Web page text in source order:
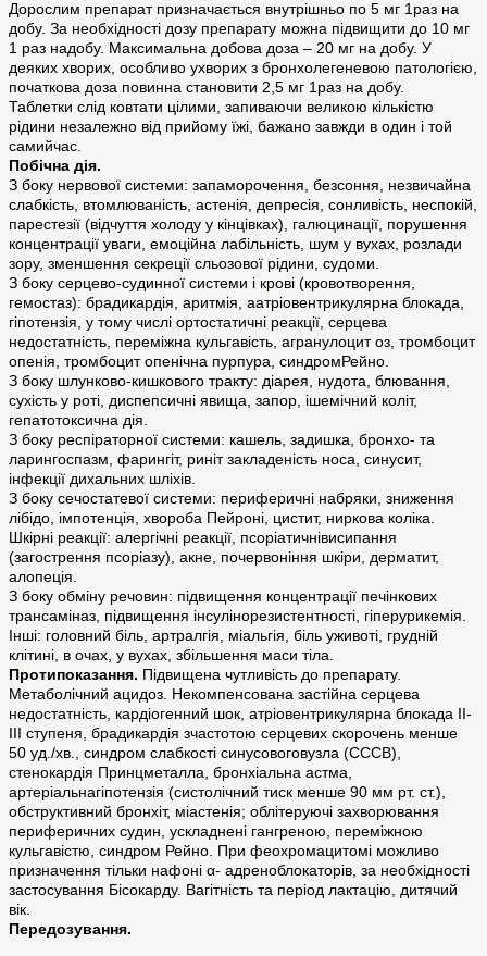
Дорослим препарат призначається внутрішньо по 5 мг 1раз на
добу. За необхідності дозу препарату можна підвищити до 10 мг
1 раз надобу. Максимальна добова доза – 20 мг на добу. У
деяких хворих, особливо ухворих з бронхолегеневою патологією,
початкова доза повинна становити 2,5 мг 1раз на добу.
Таблетки слід ковтати цілими, запиваючи великою кількістю
рідини незалежно від прийому їжі, бажано завжди в один і той
самийчас.
Побічна дія.
З боку нервової системи: запаморочення, безсоння, незвичайна
слабкість, втомлюваність, астенія, депресія, сонливість, неспокій,
парестезії (відчуття холоду у кінцівках), галюцинації, порушення
концентрації уваги, емоційна лабільність, шум у вухах, розлади
зору, зменшення секреції сльозової рідини, судоми.
З боку серцево-судинної системи і крові (кровотворення,
гемостаз): брадикардія, аритмія, аатріовентрикулярна блокада,
гіпотензія, у тому числі ортостатичні реакції, серцева
недостатність, переміжна кульгавість, агранулоцит оз, тромбоцит
опенія, тромбоцит опенічна пурпура, синдромРейно.
З боку шлунково-кишкового тракту: діарея, нудота, блювання,
сухість у роті, диспепсичні явища, запор, ішемічний коліт,
гепатотоксична дія.
З боку респіраторної системи: кашель, задишка, бронхо- та
ларингоспазм, фарингіт, риніт закладеність носа, синусит,
інфекції дихальних шліхів.
З боку сечостатевої системи: периферичні набряки, зниження
лібідо, імпотенція, хвороба Пейроні, цистит, ниркова коліка.
Шкірні реакції: алергічні реакції, псоріатичнівисипання
(загострення псоріазу), акне, почервоніння шкіри, дерматит,
алопеція.
З боку обміну речовин: підвищення концентрації печінкових
трансаміназ, підвищення інсулінорезистентності, гіперурикемія.
Інші: головний біль, артралгія, міальгія, біль уживоті, грудній
клітині, в очах, у вухах, збільшення маси тіла.
Протипоказання. Підвищена чутливість до препарату.
Метаболічний ацидоз. Некомпенсована застійна серцева
недостатність, кардіогенний шок, атріовентрикулярна блокада ІІ-
ІІІ ступеня, брадикардія зчастотою серцевих скорочень менше
50 уд./хв., синдром слабкості синусовоговузла (СССВ),
стенокардія Принцметалла, бронхіальна астма,
артеріальнагіпотензія (систолічний тиск менше 90 мм рт. ст.),
обструктивний бронхіт, міастенія; облітеруючі захворювання
периферичних судин, ускладнені гангреною, переміжною
кульгавістю, синдром Рейно. При феохромацитомі можливо
призначення тільки нафоні α- адреноблокаторів, за необхідності
застосування Бісокарду. Вагітність та період лактацію, дитячий
вік.
Передозування.